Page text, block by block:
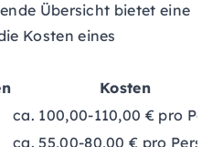
Übersicht bietet eine
Kosten eines
Kosten
ca. 100,00-110,00 € pro
ca. 55,00-80,00 € pro